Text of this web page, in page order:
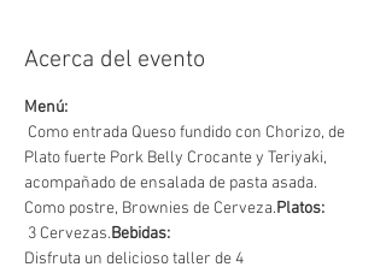
Acerca del evento
Menú:
Plato fuerte Pork Belly Crocante y Teriyaki,
acompañado de ensalada de pasta asada.
Como postre, Brownies de Cerveza.Platos:
3 Cervezas.Bebidas:
Disfruta un delicioso taller de 4